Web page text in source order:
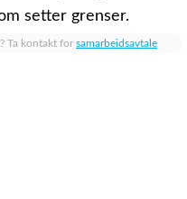
setter grenser.
Ta kontakt for samarbeidsavtale